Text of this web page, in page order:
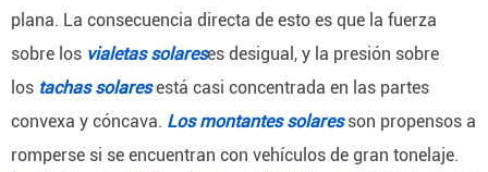
plana. La consecuencia directa de esto es que la fuerza
sobre los vialetas solareses desigual, y la presión sobre
los tachas solaresestá casi concentrada en las partes
convexa y cóncava. Los montantes solaresson propensos a
romperse si se encuentran con vehículos de gran tonelaje.